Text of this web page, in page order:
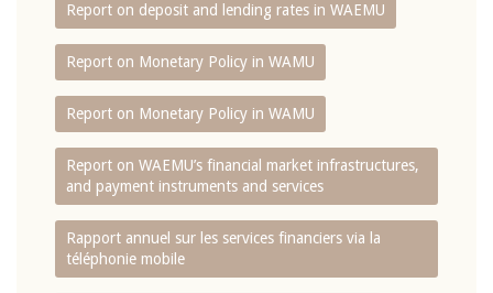
Report on deposit and lending rates in WAEMU
Report on Monetary Policy in WAMU
Report on Monetary Policy in WAMU
Report on WAEMU’s financial market infrastructures,
and payment instruments and services
Rapport annuel sur les services financiers via la
téléphonie mobile